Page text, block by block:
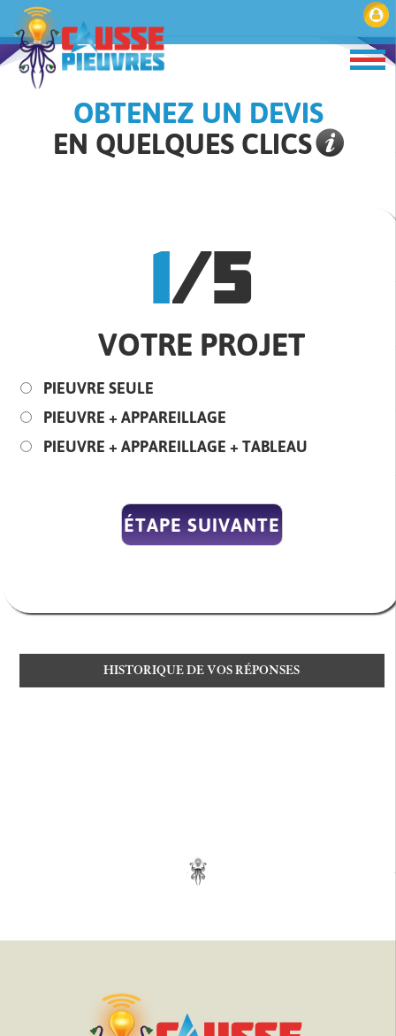
OBTENEZ UN DEVIS
EN QUELQUES CLICS
1/5
VOTRE PROJET
PIEUVRE SEULE
PIEUVRE + APPAREILLAGE
PIEUVRE + APPAREILLAGE + TABLEAU
HISTORIQUE DE VOS RÉPONSES